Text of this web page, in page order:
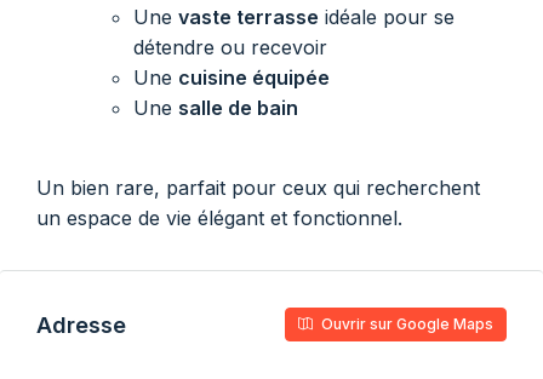
Une vaste terrasse idéale pour se
détendre ou recevoir
Une cuisine équipée
Une salle de bain
Un bien rare, parfait pour ceux qui recherchent
un espace de vie élégant et fonctionnel.
Adresse Ouvrir sur Google Maps